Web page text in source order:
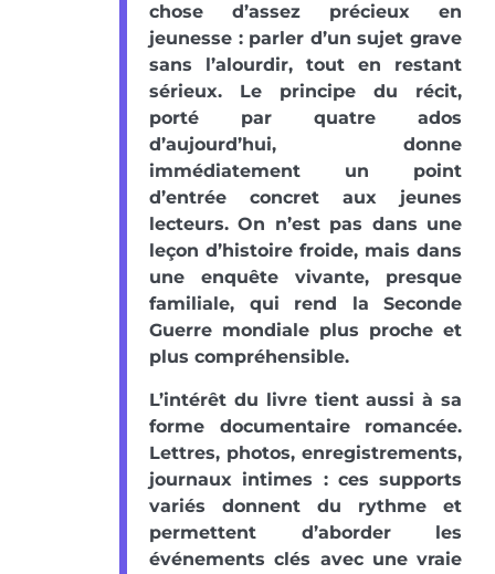
chose d’assez précieux en
jeunesse : parler d’un sujet grave
sans l’alourdir, tout en restant
sérieux. Le principe du récit,
porté par quatre ados
d’aujourd’hui, donne
immédiatement un point
d’entrée concret aux jeunes
lecteurs. On n’est pas dans une
leçon d’histoire froide, mais dans
une enquête vivante, presque
familiale, qui rend la Seconde
Guerre mondiale plus proche et
plus compréhensible.
L’intérêt du livre tient aussi à sa
forme documentaire romancée.
Lettres, photos, enregistrements,
journaux intimes : ces supports
variés donnent du rythme et
permettent d’aborder les
événements clés avec une vraie